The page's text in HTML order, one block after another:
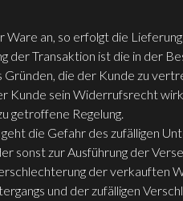
an, so erfolgt die
der Transaktion ist die in der
die der Kunde zu
Kunde sein Widerrufsrecht
getroffene Regelung.
die Gefahr des zufälligen
sonst zur Ausführung der
der
und der zufälligen